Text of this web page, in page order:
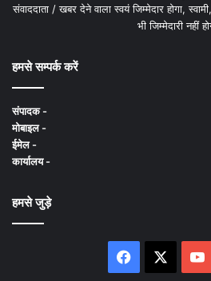
संवाददाता / खबर देने वाला स्वयं जिम्मेदार होगा,
भी जिम्मेदारी नहीं
हमसे सम्पर्क करें
संपादक -
मोबाइल -
ईमेल -
कार्यालय -
हमसे जुड़े
Facebook